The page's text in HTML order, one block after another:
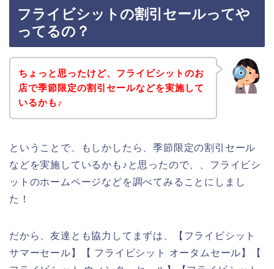
フライビシットの割引セールってや
ってるの？
ちょっと思ったけど、フライビシットのお
店で季節限定の割引セールなどを実施して
いるかも♪
ということで、もしかしたら、季節限定の割引セール
などを実施しているかも♪と思ったので、、フライビシ
ットのホームページなどを調べてみることにしまし
た！
だから、友達とも協力してまずは、【フライビシット
サマーセール】【 フライビシット オータムセール】【